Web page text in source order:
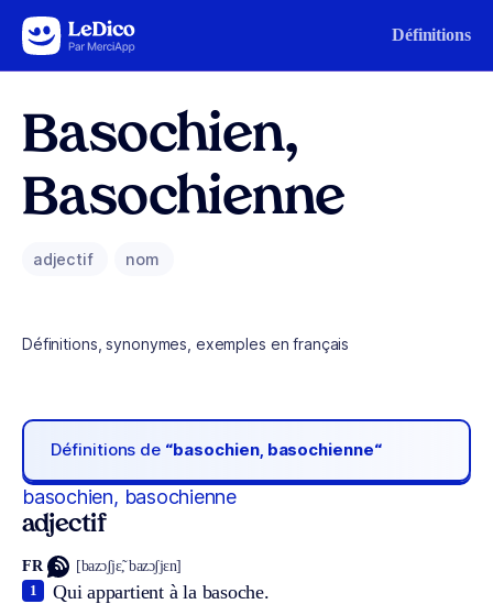
Aller au contenu Définitions
Basochien,
Basochienne
adjectif nom
Définitions, synonymes, exemples en français
Définitions de “basochien, basochienne“
basochien, basochienne
adjectif
FR [bazɔʃjɛ̃, bazɔʃjɛn]
Qui appartient à la basoche.
1